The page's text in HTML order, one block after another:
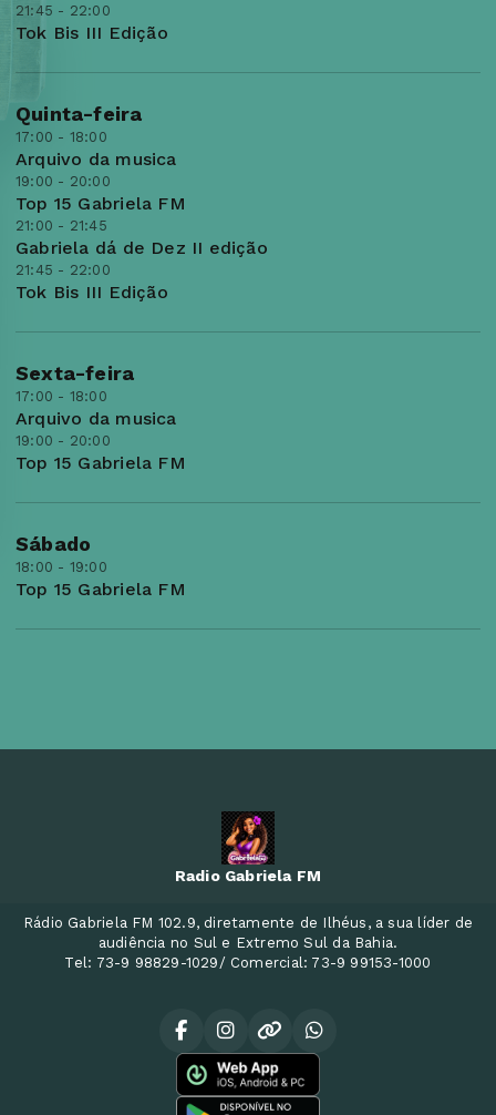
21:45 - 22:00
Tok Bis III Edição
Quinta-feira
17:00 - 18:00
Arquivo da musica
19:00 - 20:00
Top 15 Gabriela FM
21:00 - 21:45
Gabriela dá de Dez II edição
21:45 - 22:00
Tok Bis III Edição
Sexta-feira
17:00 - 18:00
Arquivo da musica
19:00 - 20:00
Top 15 Gabriela FM
Sábado
18:00 - 19:00
Top 15 Gabriela FM
Radio Gabriela FM
Rádio Gabriela FM 102.9, diretamente de Ilhéus, a sua líder de
audiência no Sul e Extremo Sul da Bahia.
Tel: 73-9 98829-1029/ Comercial: 73-9 99153-1000